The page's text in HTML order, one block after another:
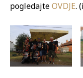
pogledajteOVDJE.